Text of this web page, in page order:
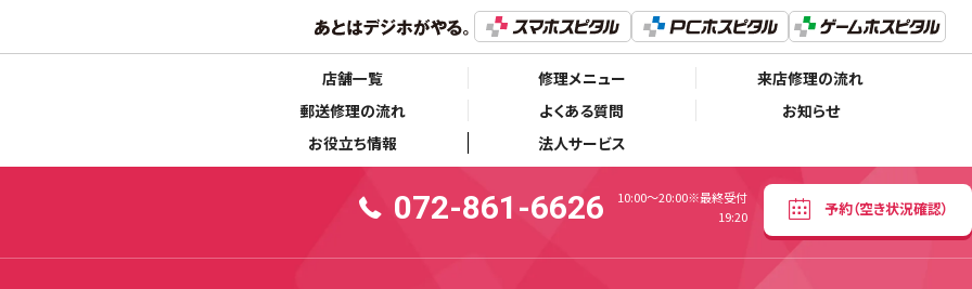
店舗一覧 修理メニュー
来店修理の流れ
郵送修理の流れ
よくある質問
お知らせ
お役立ち情報
法人サービス
せ キャンペーン情報
072-861-6626
10:00〜20:00※最終受付19:20
予約（空き状況確認）
072-861-6626
10:00〜20:00※最終受付
19:20
予約（空き状況確認）